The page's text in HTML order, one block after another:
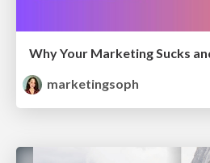
marketingsoph